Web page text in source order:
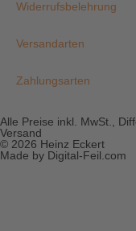
Widerrufsbelehrung
Versandarten
Zahlungsarten
Alle Preise inkl. MwSt.,
Versand
© 2026 Heinz Eckert
Made by Digital-Feil.com